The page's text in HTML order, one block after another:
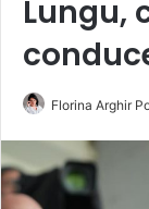
Lungu,
Florina Arghir